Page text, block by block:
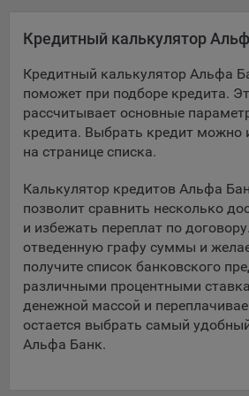
пользователей с сайтом.
контента. Данные файлы cookie
выборе пользователя на сайте и его
позволяют Обществу «запомнить»
выбранном пользователем городе и
настройках для того, чтобы
9.4. Аналитические файлы cookie,
Яндекс.Метрика, Google Analytics.
собирают информацию о том, как
использовал сайты, и позволяют
улучшения.
Аналитические файлы cookie
сайта Общества посещаются чаще
выявлять трудности, возникающие
Кредитный калькулятор
Кредитный калькулятор Альфа
поможет при подборе кредита.
рассчитывает основные
кредита. Выбрать кредит можно
на странице списка.
Калькулятор кредитов Альфа
позволит сравнить несколько
и избежать переплат по
отведенную графу суммы и
получите список банковского
различными процентными
денежной массой и
остается выбрать самый
Альфа Банк.